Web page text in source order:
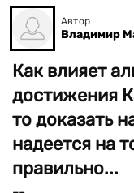
Автор
Владимир
Как влияет
достижения
то доказать
надеется на
правильно...